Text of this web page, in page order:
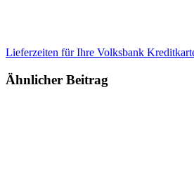
Lieferzeiten für Ihre Volksbank
Ähnlicher Beitrag